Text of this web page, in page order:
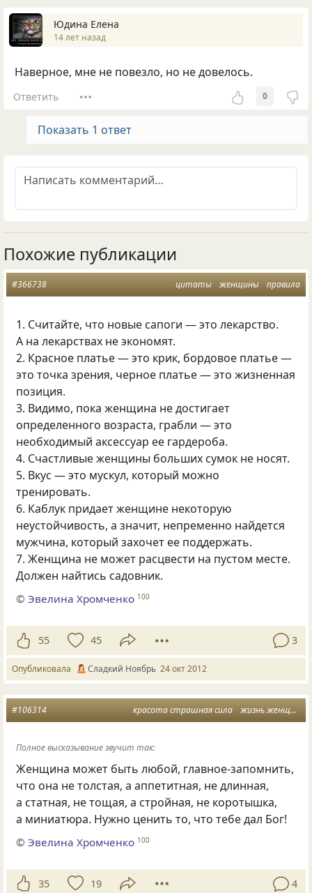
Юдина Елена
14 лет назад
Наверное, мне не повезло, но не довелось.
Ответить 0
Показать 1 ответ
Похожие публикации
цитаты женщины правила
#366738
1. Считайте, что новые сапоги — это лекарство.
А на лекарствах не экономят.
2. Красное платье — это крик, бордовое платье —
это точка зрения, черное платье — это жизненная
позиция.
3. Видимо, пока женщина не достигает
определенного возраста, грабли — это
необходимый аксессуар ее гардероба.
4. Счастливые женщины больших сумок не носят.
5. Вкус — это мускул, который можно
тренировать.
6. Каблук придает женщине некоторую
неустойчивость, а значит, непременно найдется
мужчина, который захочет ее поддержать.
7. Женщина не может расцвести на пустом месте.
Должен найтись садовник.
©Эвелина Хромченко 100
55 45 3
Опубликовала Сладкий Ноябрь 24 окт 2012
красота страшная сила жизнь женщины
#106314
Полное высказывание звучит так:
Женщина может быть любой, главное-запомнить,
что она не толстая, а аппетитная, не длинная,
а статная, не тощая, а стройная, не коротышка,
а миниатюра. Нужно ценить то, что тебе дал Бог!
©Эвелина Хромченко 100
35 19 4